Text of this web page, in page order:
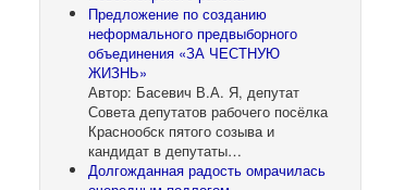
Предложение по созданию
неформального предвыборного
объединения «ЗА ЧЕСТНУЮ
ЖИЗНЬ»
Автор: Басевич В.А. Я, депутат
Совета депутатов рабочего посёлка
Краснообск пятого созыва и
кандидат в депутаты…
Долгожданная радость омрачилась